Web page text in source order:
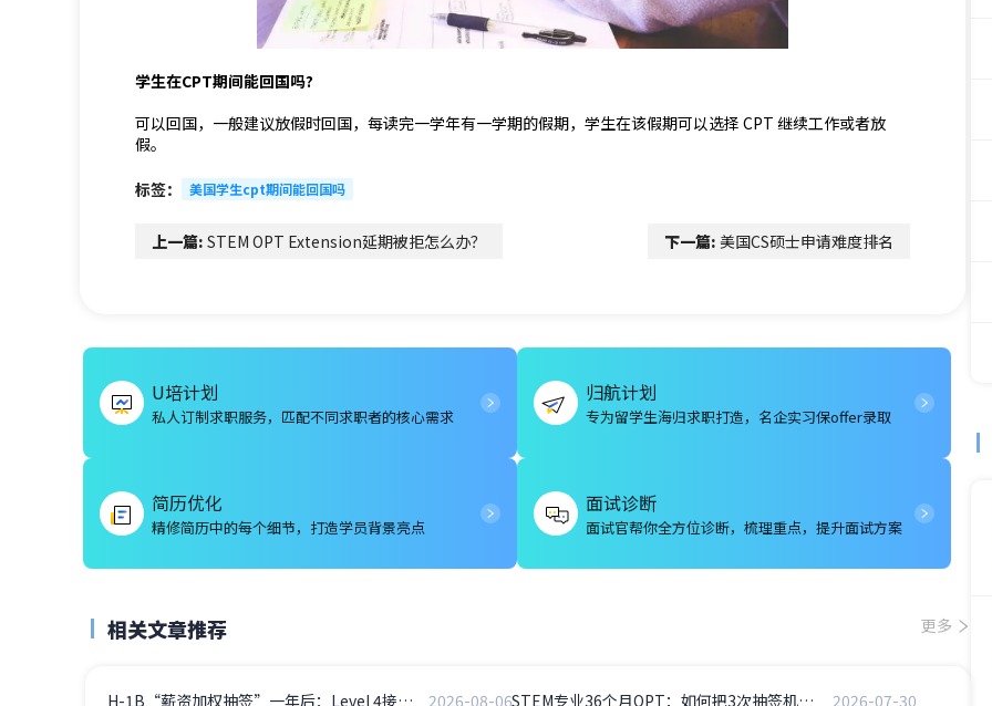
学生在CPT期间能回国吗?
可以回国，一般建议放假时回国，每读完一学年有一学期的假期，学生在该假期可以选择 CPT 继续工作或者放
假。
标签： 美国学生cpt期间能回国吗
上一篇: STEM OPT Extension延期被拒怎么办？ 下一篇: 美国CS硕士申请难度排名
U培计划
私人订制求职服务，匹配不同求职者的核心需求
归航计划
专为留学生海归求职打造，名企实习保offer录取
简历优化
精修简历中的每个细节，打造学员背景亮点
面试诊断
面试官帮你全方位诊断，梳理重点，提升面试方案
相关文章推荐 更多
H-1B“薪资加权抽签”一年后：Level 4接近100%中签，Level 1骤降至5%——高薪岗位通吃 2026-08-06 STEM专业36个月OPT：如何把3次抽签机会用到极致？
2026-07-30